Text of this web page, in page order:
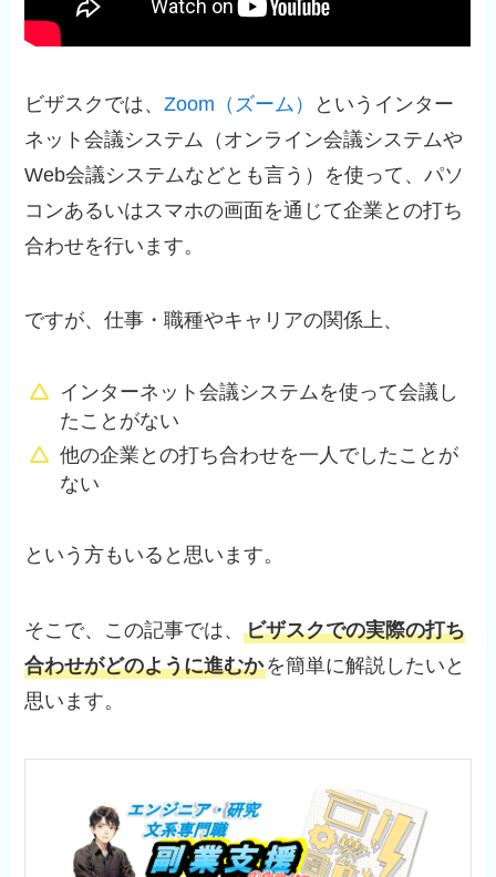
ビザスクでは、Zoom（ズーム）
というインター
ネット会議システム（オンライン会議システムや
Web会議システムなどとも言う）を使って、パソ
コンあるいはスマホの画面を通じて企業との打ち
合わせを行います。
ですが、仕事・職種やキャリアの関係上、
インターネット会議システムを使って会議し
たことがない
他の企業との打ち合わせを一人でしたことが
ない
という方もいると思います。
そこで、この記事では、ビザスクでの実際の打ち
合わせがどのように進むかを簡単に解説したいと
思います。